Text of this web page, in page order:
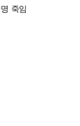
죽임